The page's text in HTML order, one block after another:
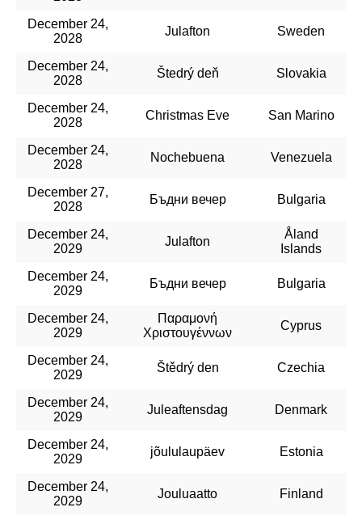
December 24,
2028
Julafton Sweden
December 24,
2028
Štedrý deň Slovakia
December 24,
2028
Christmas Eve San Marino
December 24,
2028
Nochebuena Venezuela
December 27,
2028
Бъдни вечер Bulgaria
December 24,
2029
Julafton
Åland
Islands
December 24,
2029
Бъдни вечер Bulgaria
December 24,
2029
Παραμονή
Χριστουγέννων
Cyprus
December 24,
2029
Štědrý den Czechia
December 24,
2029
Juleaftensdag Denmark
December 24,
2029
jõululaupäev Estonia
December 24,
2029
Jouluaatto Finland